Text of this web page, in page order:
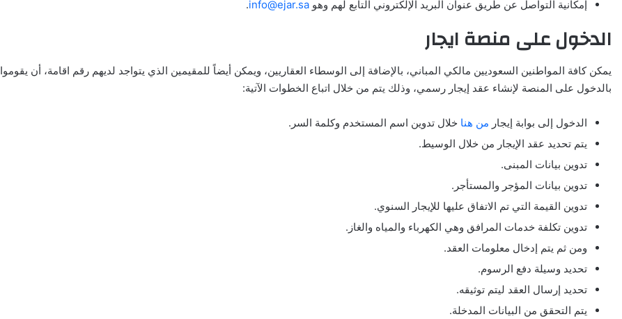
إمكانية التواصل عن طريق عنوان البريد الإلكتروني التابع لهم وهو info@ejar.sa
.
الدخول على منصة ايجار
يمكن كافة المواطنين السعوديين مالكي المباني، بالإضافة إلى الوسطاء العقاريين، ويمكن أيضاً للمقيمين الذي يتواجد لديهم رقم اقامة، أن يقوموا
بالدخول على المنصة لإنشاء عقد إيجار رسمي، وذلك يتم من خلال اتباع الخطوات الآتية:
الدخول إلى بوابة إيجار من هنا خلال تدوين اسم المستخدم وكلمة السر.
يتم تحديد عقد الإيجار من خلال الوسيط.
تدوين بيانات المبنى.
تدوين بيانات المؤجر والمستأجر.
تدوين القيمة التي تم الاتفاق عليها للإيجار السنوي.
تدوين تكلفة خدمات المرافق وهي الكهرباء والمياه والغاز.
ومن ثم يتم إدخال معلومات العقد.
تحديد وسيلة دفع الرسوم.
تحديد إرسال العقد ليتم توثيقه.
يتم التحقق من البيانات المدخلة.